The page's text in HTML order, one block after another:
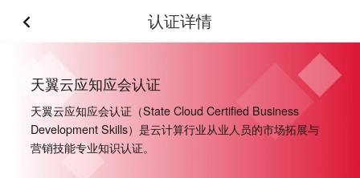
认证详情
天翼云应知应会认证
天翼云应知应会认证（State Cloud Certified Business
Development Skills）是云计算行业从业人员的市场拓展与
营销技能专业知识认证。